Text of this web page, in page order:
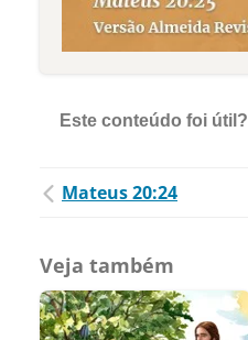
Este conteúdo foi útil?
Mateus 20:24
Veja também